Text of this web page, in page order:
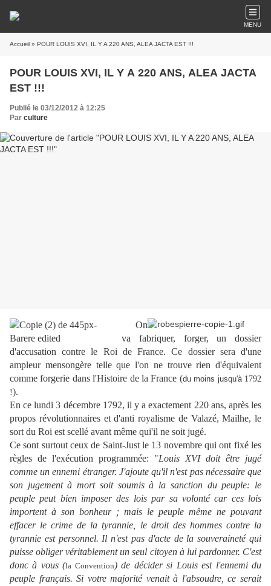
MENU
Accueil » POUR LOUIS XVI, IL Y A 220 ANS, ALEA JACTA EST !!!
POUR LOUIS XVI, IL Y A 220 ANS, ALEA JACTA
EST !!!
Publié le 03/12/2012 à 12:25
Par culture
On
va fabriquer, forger, un dossier
d'accusation contre le Roi de France. Ce dossier sera d'une
ampleur mensongère telle que l'on ne trouve rien d'équivalent
comme forgerie dans l'Histoire de la France (du moins jusqu'à 1792
!).
En ce lundi 3 décembre 1792, il y a exactement 220 ans, après les
propos révolutionnaires et d'anti royalisme de Valazé, Mailhe, le
sort du Roi est scellé avant même qui'il ne soit jugé.
Ce sont surtout ceux de Saint-Just le 13 novembre qui ont fixé les
règles de l'exécution programmée: "Louis XVI doit être jugé
comme un ennemi étranger. J'ajoute qu'il n'est pas nécessaire que
son jugement à mort soit soumis à la sanction du peuple: le
peuple peut bien imposer des lois par sa volonté car ces lois
importent à son bonheur ; mais le peuple même ne pouvant
effacer le crime de la tyrannie, le droit des hommes contre la
tyrannie est personnel. Il n'est pas d'acte de la souveraineté qui
puisse obliger véritablement un seul citoyen à lui pardonner. C'est
donc à vous (la Convention) de décider si Louis est l'ennemi du
peuple français. Si votre majorité venait à l'absoudre, ce serait